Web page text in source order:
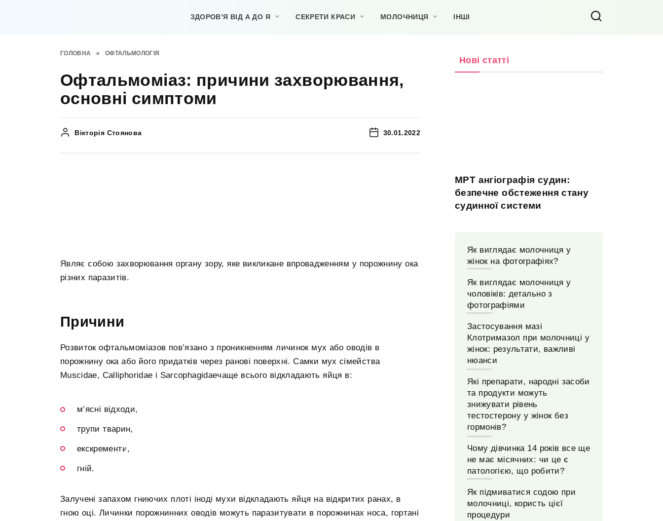
ЗДОРОВ’Я ВІД А ДО Я СЕКРЕТИ КРАСИ МОЛОЧНИЦЯ ІНШІ
ГОЛОВНА » ОФТАЛЬМОЛОГІЯ
Офтальмоміаз: причини захворювання,
основні симптоми
Вікторія Стоянова 30.01.2022
Являє собою захворювання органу зору, яке викликане впровадженням у порожнину ока
різних паразитів.
Причини
Розвиток офтальмоміазов пов’язано з проникненням личинок мух або оводів в
порожнину ока або його придатків через ранові поверхні. Самки мух сімейства
Muscidae, Calliphoridae і Sarcophagidaeчаще всього відкладають яйця в:
м’ясні відходи,
трупи тварин,
екскременти,
гній.
Залучені запахом гниючих плоті іноді мухи відкладають яйця на відкритих ранах, в
гною оці. Личинки порожнинних оводів можуть паразитувати в порожнинах носа, гортані
Нові статті
МРТ ангіографія судин:
безпечне обстеження стану
судинної системи
Як виглядає молочниця у
жінок на фотографіях?
Як виглядає молочниця у
чоловіків: детально з
фотографіями
Застосування мазі
Клотримазол при молочниці у
жінок: результати, важливі
нюанси
Які препарати, народні засоби
та продукти можуть
знижувати рівень
тестостерону у жінок без
гормонів?
Чому дівчинка 14 років все ще
не має місячних: чи це є
патологією, що робити?
Як підмиватися содою при
молочниці, користь цієї
процедури